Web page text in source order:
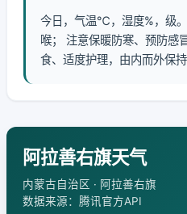
今日，气温℃，湿度%，级
喉； 注意保暖防寒、预防感
食、适度护理，由内而外保持
阿拉善右旗天气
内蒙古自治区 · 阿拉善右旗
数据来源：腾讯官方API